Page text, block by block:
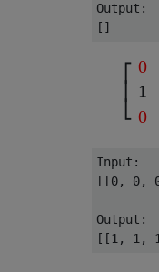
Output:
0
1
0
Input:
[[0, 0,
Output: